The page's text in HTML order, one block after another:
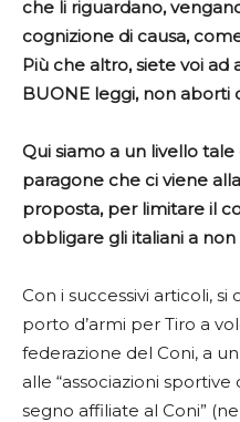
che li riguardano,
cognizione di causa,
Più che altro, siete voi ad
BUONE leggi, non aborti
Qui siamo a un livello tale
paragone che ci viene
proposta, per limitare il
obbligare gli italiani a
Con i successivi articoli,
porto d’armi per Tiro a
federazione del Coni, a
alle “associazioni
segno affiliate al Coni”